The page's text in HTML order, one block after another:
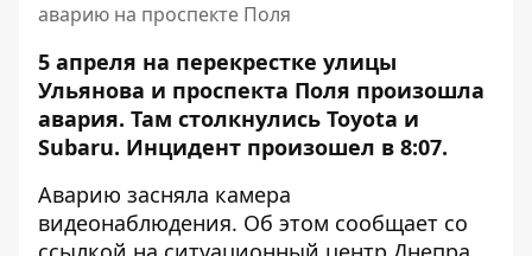
аварию на проспекте Поля
5 апреля на перекрестке улицы
Ульянова и проспекта Поля произошла
авария. Там столкнулись Toyota и
Subaru. Инцидент произошел в 8:07.
Аварию засняла камера
видеонаблюдения. Об этом сообщает со